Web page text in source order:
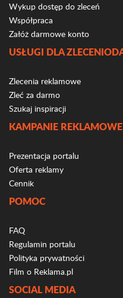
Wykup dostęp do zleceń
Współpraca
Załóż darmowe konto
USŁUGI DLA
Zlecenia reklamowe
Zleć za darmo
Szukaj inspiracji
KAMPANIE REKLAMOWE
Prezentacja portalu
Oferta reklamy
Cennik
POMOC
FAQ
Regulamin portalu
Polityka prywatności
Film o Reklama.pl
SOCIAL MEDIA